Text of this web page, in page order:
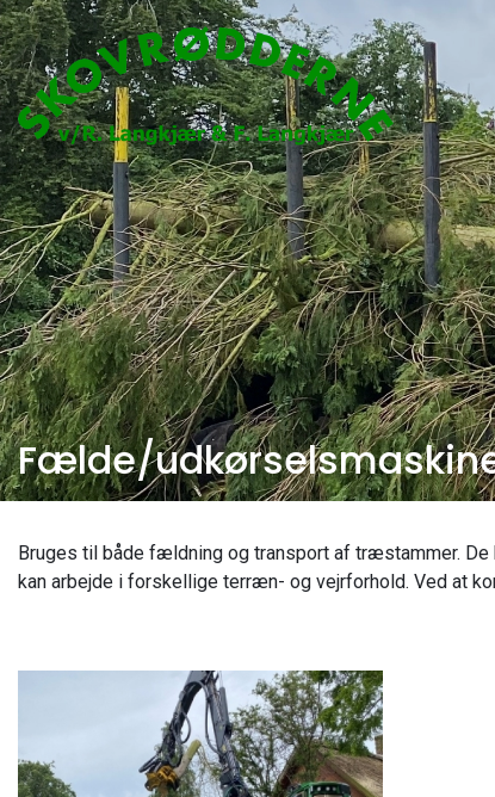
Gå
til
hovedindhold
Fælde/
Bruges til både fældning og transport af træstammer.
kan arbejde i forskellige terræn- og vejrforhold. Ved at